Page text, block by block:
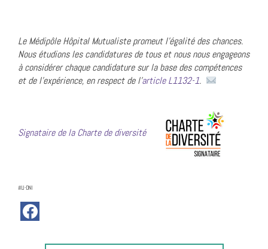
Le Médipôle Hôpital Mutualiste promeut l’égalité des chances.
Nous étudions les candidatures de tous et nous nous engageons
à considérer chaque candidature sur la base des compétences
et de l’expérience, en respect de l’article L1132-1.
Signataire de la Charte de diversité
#LI-DNI